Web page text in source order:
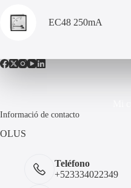
EC48 250mA
Informació de contacto
OLUS
Teléfono
+523334022349